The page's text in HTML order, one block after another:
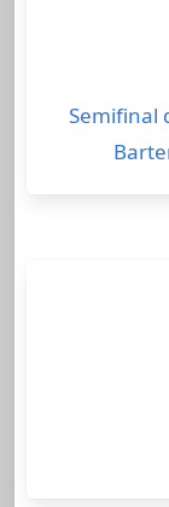
Semifinal